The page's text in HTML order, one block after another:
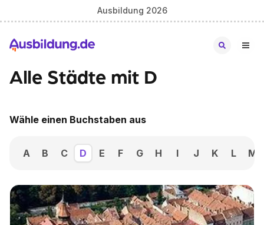
Ausbildung 2026
Alle Städte mit D
Wähle einen Buchstaben aus
A B C D E F G H I J K L M